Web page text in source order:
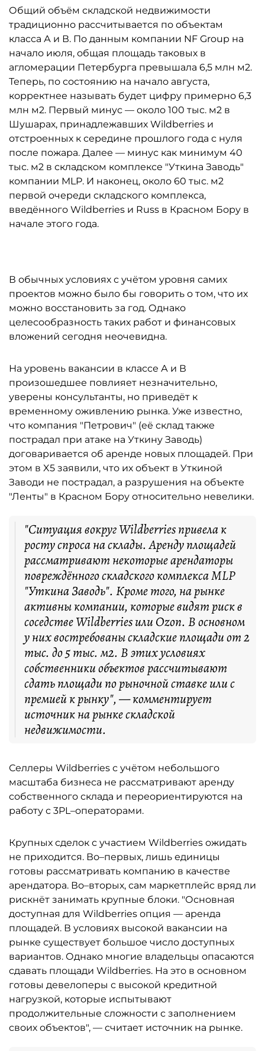
Общий объём складской недвижимости
традиционно рассчитывается по объектам
класса А и В. По данным компании NF Group на
начало июля, общая площадь таковых в
агломерации Петербурга превышала 6,5 млн м2.
Теперь, по состоянию на начало августа,
корректнее называть будет цифру примерно 6,3
млн м2. Первый минус — около 100 тыс. м2 в
Шушарах, принадлежавших Wildberries и
отстроенных к середине прошлого года с нуля
после пожара. Далее — минус как минимум 40
тыс. м2 в складском комплексе "Уткина Заводь"
компании MLP. И наконец, около 60 тыс. м2
первой очереди складского комплекса,
введённого Wildberries и Russ в Красном Бору в
начале этого года.
В обычных условиях с учётом уровня самих
проектов можно было бы говорить о том, что их
можно восстановить за год. Однако
целесообразность таких работ и финансовых
вложений сегодня неочевидна.
На уровень вакансии в классе А и В
произошедшее повлияет незначительно,
уверены консультанты, но приведёт к
временному оживлению рынка. Уже известно,
что компания "Петрович" (её склад также
пострадал при атаке на Уткину Заводь)
договаривается об аренде новых площадей. При
этом в X5 заявили, что их объект в Уткиной
Заводи не пострадал, а разрушения на объекте
"Ленты" в Красном Бору относительно невелики.
"Ситуация вокруг Wildberries привела к
росту спроса на склады. Аренду площадей
рассматривают некоторые арендаторы
повреждённого складского комплекса MLP
"Уткина Заводь". Кроме того, на рынке
активны компании, которые видят риск в
соседстве Wildberries или Ozon. В основном
у них востребованы складские площади от 2
тыс. до 5 тыс. м2. В этих условиях
собственники объектов рассчитывают
сдать площади по рыночной ставке или с
премией к рынку", — комментирует
источник на рынке складской
недвижимости.
Селлеры Wildberries с учётом небольшого
масштаба бизнеса не рассматривают аренду
собственного склада и переориентируются на
работу с 3PL–операторами.
Крупных сделок с участием Wildberries ожидать
не приходится. Во–первых, лишь единицы
готовы рассматривать компанию в качестве
арендатора. Во–вторых, сам маркетплейс вряд ли
рискнёт занимать крупные блоки. "Основная
доступная для Wildberries опция — аренда
площадей. В условиях высокой вакансии на
рынке существует большое число доступных
вариантов. Однако многие владельцы опасаются
сдавать площади Wildberries. На это в основном
готовы девелоперы с высокой кредитной
нагрузкой, которые испытывают
продолжительные сложности с заполнением
своих объектов", — считает источник на рынке.